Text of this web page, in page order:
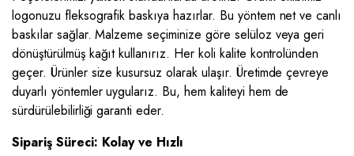
logonuzu fleksografik baskıya hazırlar. Bu yöntem net ve canlı
baskılar sağlar. Malzeme seçiminize göre selüloz veya geri
dönüştürülmüş kağıt kullanırız. Her koli kalite kontrolünden
geçer. Ürünler size kusursuz olarak ulaşır. Üretimde çevreye
duyarlı yöntemler uygularız. Bu, hem kaliteyi hem de
sürdürülebilirliği garanti eder.
Sipariş Süreci: Kolay ve Hızlı